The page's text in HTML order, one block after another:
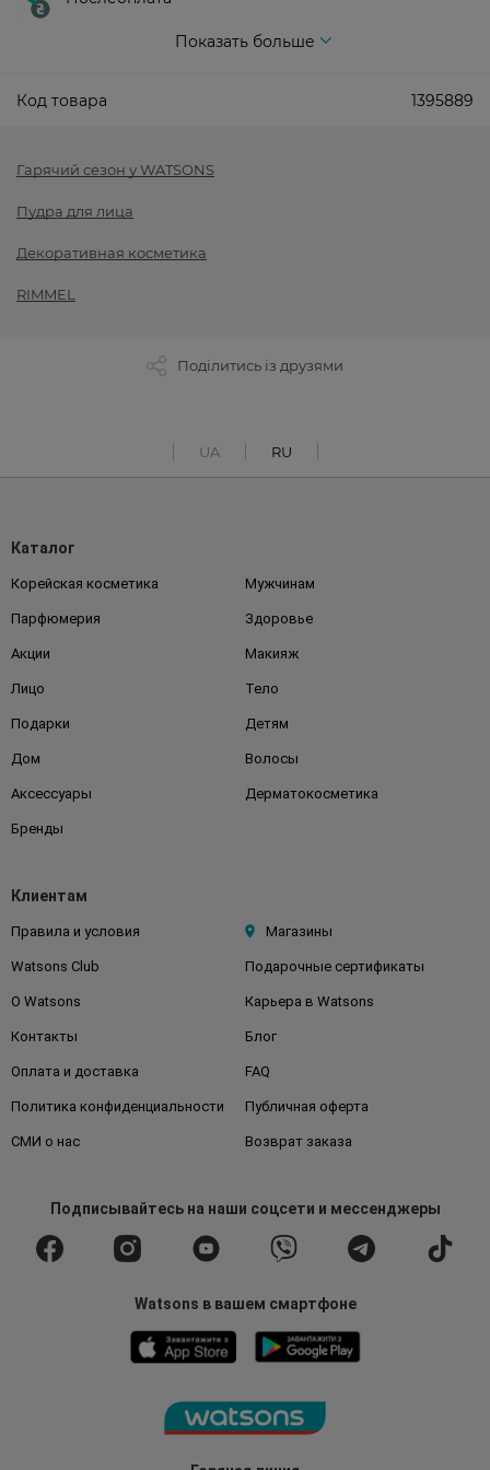
Показать больше
Код товара 1395889
Гарячий сезон у WATSONS
Пудра для лица
Декоративная косметика
RIMMEL
Поділитись із друзями
UA RU
Каталог
Корейская косметика Мужчинам
Парфюмерия Здоровье
Акции Макияж
Лицо Тело
Подарки Детям
Дом Волосы
Аксессуары Дерматокосметика
Бренды
Клиентам
Правила и условия Магазины
Watsons Club Подарочные сертификаты
О Watsons Карьера в Watsons
Контакты Блог
Оплата и доставка FAQ
Политика конфиденциальности Публичная оферта
СМИ о нас Возврат заказа
Подписывайтесьна наши соцсети и мессенджеры
Watsons в вашем смартфоне